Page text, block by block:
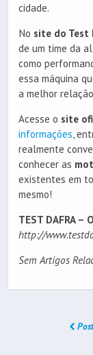
cidade.
No site do Test
de um time da
como
essa máquina
a melhor
Acesse o site
informações,
realmente
conhecer as
existentes em
mesmo!
TEST DAFRA –
http://
Sem Artigos